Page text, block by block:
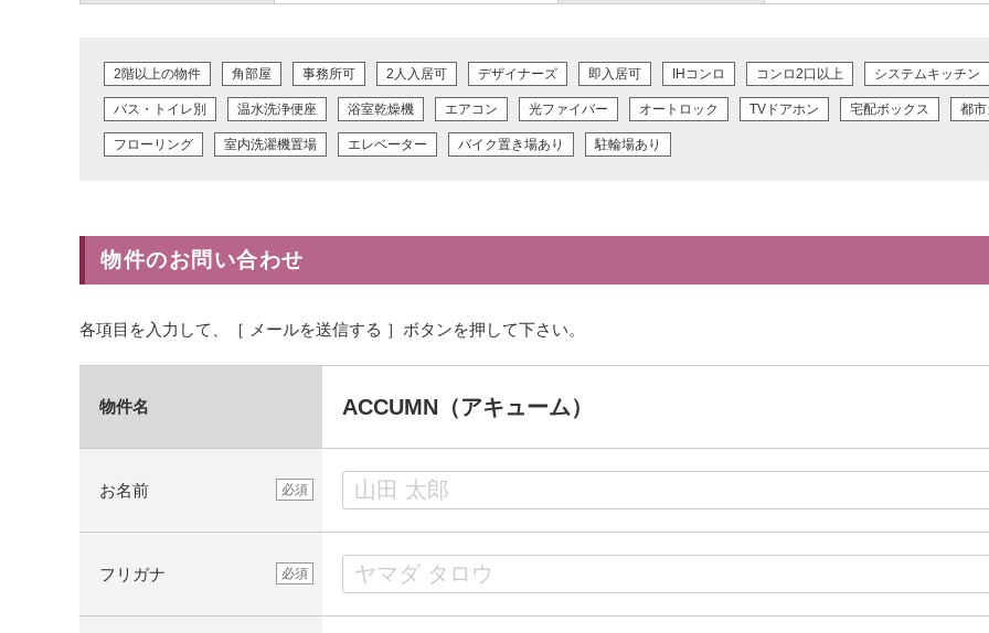
2階以上の物件 角部屋 事務所可 2人入居可 デザイナーズ 即入居可 IHコンロ コンロ2口以上 システムキッチン
バス・トイレ別 温水洗浄便座 浴室乾燥機 エアコン 光ファイバー オートロック TVドアホン 宅配ボックス 都市
フローリング 室内洗濯機置場 エレベーター バイク置き場あり 駐輪場あり
物件のお問い合わせ
各項目を入力して、［ メールを送信する ］ボタンを押して下さい。
物件名 ACCUMN（アキューム）
お名前 必須
フリガナ 必須